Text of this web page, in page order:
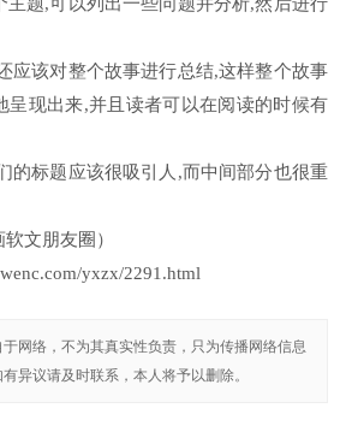
应该对整个故事进行总结,这样整个故事
呈现出来,并且读者可以在阅读的时候有
的标题应该很吸引人,而中间部分也很重
文朋友圈）
yxzx/2291.html
网络，不为其真实性负责，只为传播网络信息
异议请及时联系，本人将予以删除。